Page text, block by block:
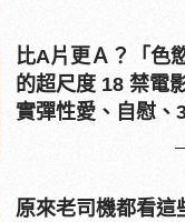
比A片更Ａ？「色
的超尺度 18 禁電
實彈性愛、自慰、
原來老司機都看這